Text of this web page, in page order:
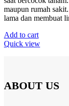
maupun rumah
lama dan membuat
Add to cart
Quick view
ABOUT US